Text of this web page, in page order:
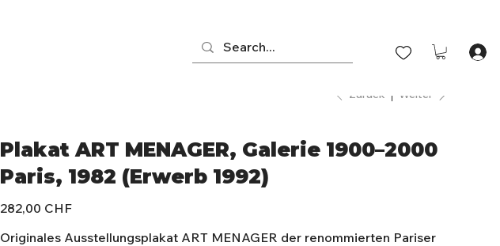
Zurück Weiter
Plakat ART MENAGER, Galerie 1900–2000
Paris, 1982 (Erwerb 1992)
Preis
282,00 CHF
Originales Ausstellungsplakat ART MENAGER der renommierten Pariser